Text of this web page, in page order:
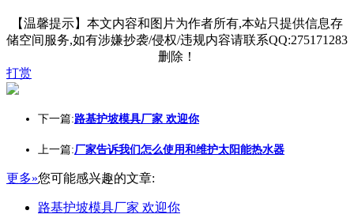
【温馨提示】本文内容和图片为作者所有,本站只提供信息存
储空间服务,如有涉嫌抄袭/侵权/违规内容请联系QQ:275171283
删除！
打赏
下一篇:路基护坡模具厂家 欢迎你
上一篇:厂家告诉我们怎么使用和维护太阳能热水器
更多»您可能感兴趣的文章:
路基护坡模具厂家 欢迎你